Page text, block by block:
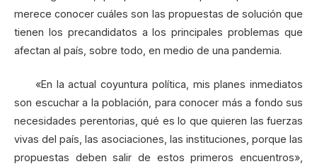
merece conocer cuáles son las propuestas de solución que
tienen los precandidatos a los principales problemas que
afectan al país, sobre todo, en medio de una pandemia.
«En la actual coyuntura política, mis planes inmediatos
son escuchar a la población, para conocer más a fondo sus
necesidades perentorias, qué es lo que quieren las fuerzas
vivas del país, las asociaciones, las instituciones, porque las
propuestas deben salir de estos primeros encuentros»,